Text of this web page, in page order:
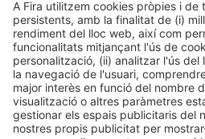
Societat
Dimarts 20, 16:00h –
En aquesta masterclass,